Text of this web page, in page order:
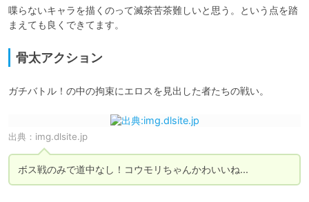
喋らないキャラを描くのって滅茶苦茶難しいと思う。という点を踏
まえても良くできてます。
骨太アクション
ガチバトル！の中の拘束にエロスを見出した者たちの戦い。
出典： img.dlsite.jp
ボス戦のみで道中なし！コウモリちゃんかわいいね...